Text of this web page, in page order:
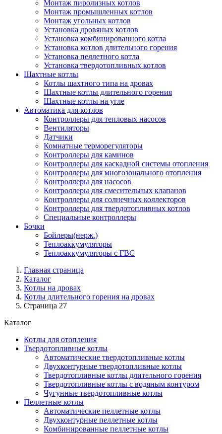
Монтаж пиролизных котлов
Монтаж промышленных котлов
Монтаж угольных котлов
Установка дровяных котлов
Установка комбинированного котла
Установка котлов длительного горения
Установка пеллетного котла
Установка твердотопливных котлов
Шахтные котлы
Котлы шахтного типа на дровах
Шахтные котлы длительного горения
Шахтные котлы на угле
Автоматика для котлов
Контроллеры для тепловых насосов
Вентиляторы
Датчики
Комнатные терморегуляторы
Контроллеры для каминов
Контроллеры для каскадной системы отопления
Контроллеры для многозонального отопления
Контроллеры для насосов
Контроллеры для смесительных клапанов
Контроллеры для солнечных коллекторов
Контроллеры для твердотопливных котлов
Специальные контроллеры
Бочки
Бойлеры(нерж.)
Теплоаккумуляторы
Теплоаккумуляторы с ГВС
Главная страница
Каталог
Котлы на дровах
Котлы длительного горения на дровах
Страница 27
Каталог
Котлы для отопления
Твердотопливные котлы
Автоматические твердотопливные котлы
Двухконтурные твердотопливные котлы
Твердотопливные котлы длительного горения
Твердотопливные котлы с водяным контуром
Чугунные твердотопливные котлы
Пеллетные котлы
Автоматические пеллетные котлы
Двухконтурные пеллетные котлы
Комбинированные пеллетные котлы